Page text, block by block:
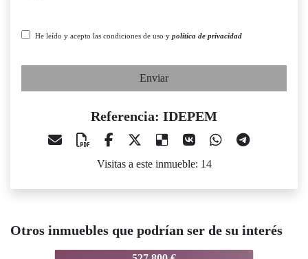
He leído y acepto las condiciones de uso y política de privacidad
Enviar
Referencia: IDEPEM
Visitas a este inmueble: 14
Otros inmuebles que podrían ser de su interés